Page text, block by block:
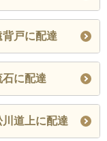
戸に配達
に配達
道上に配達